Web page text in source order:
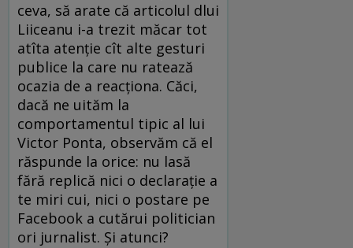
ceva, să arate că articolul dlui
Liiceanu i-a trezit măcar tot
atîta atenție cît alte gesturi
publice la care nu ratează
ocazia de a reacționa. Căci,
dacă ne uităm la
comportamentul tipic al lui
Victor Ponta, observăm că el
răspunde la orice: nu lasă
fără replică nici o declarație a
te miri cui, nici o postare pe
Facebook a cutărui politician
ori jurnalist. Și atunci?